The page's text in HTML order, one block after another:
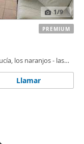
1/9
los naranjos - las
Llamar
PREMIUM